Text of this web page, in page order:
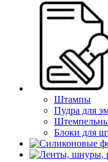
Штампы
Пудра для
Блоки для